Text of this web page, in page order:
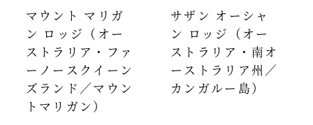
マウント マリガ
ン ロッジ（オー
ストラリア・ファ
ーノースクイーン
ズランド／マウン
トマリガン）
サザン オーシャ
ン ロッジ（オー
ストラリア・南オ
ーストラリア州／
カンガルー島）